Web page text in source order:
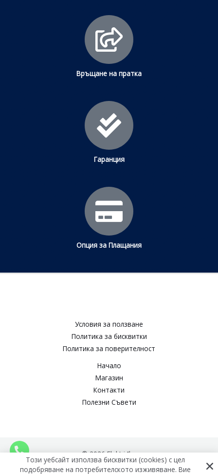
Връщане на пратка
Гаранция
Опция за Плащания
Условия за ползване​
Политика за бисквитки​
Политика за поверителност​
Начало
Магазин
Контакти
Полезни Съвети
© 2026 Elektri4ko
Този уебсайт използва бисквитки (cookies) с цел
подобряване на потребителското изживяване. Вие